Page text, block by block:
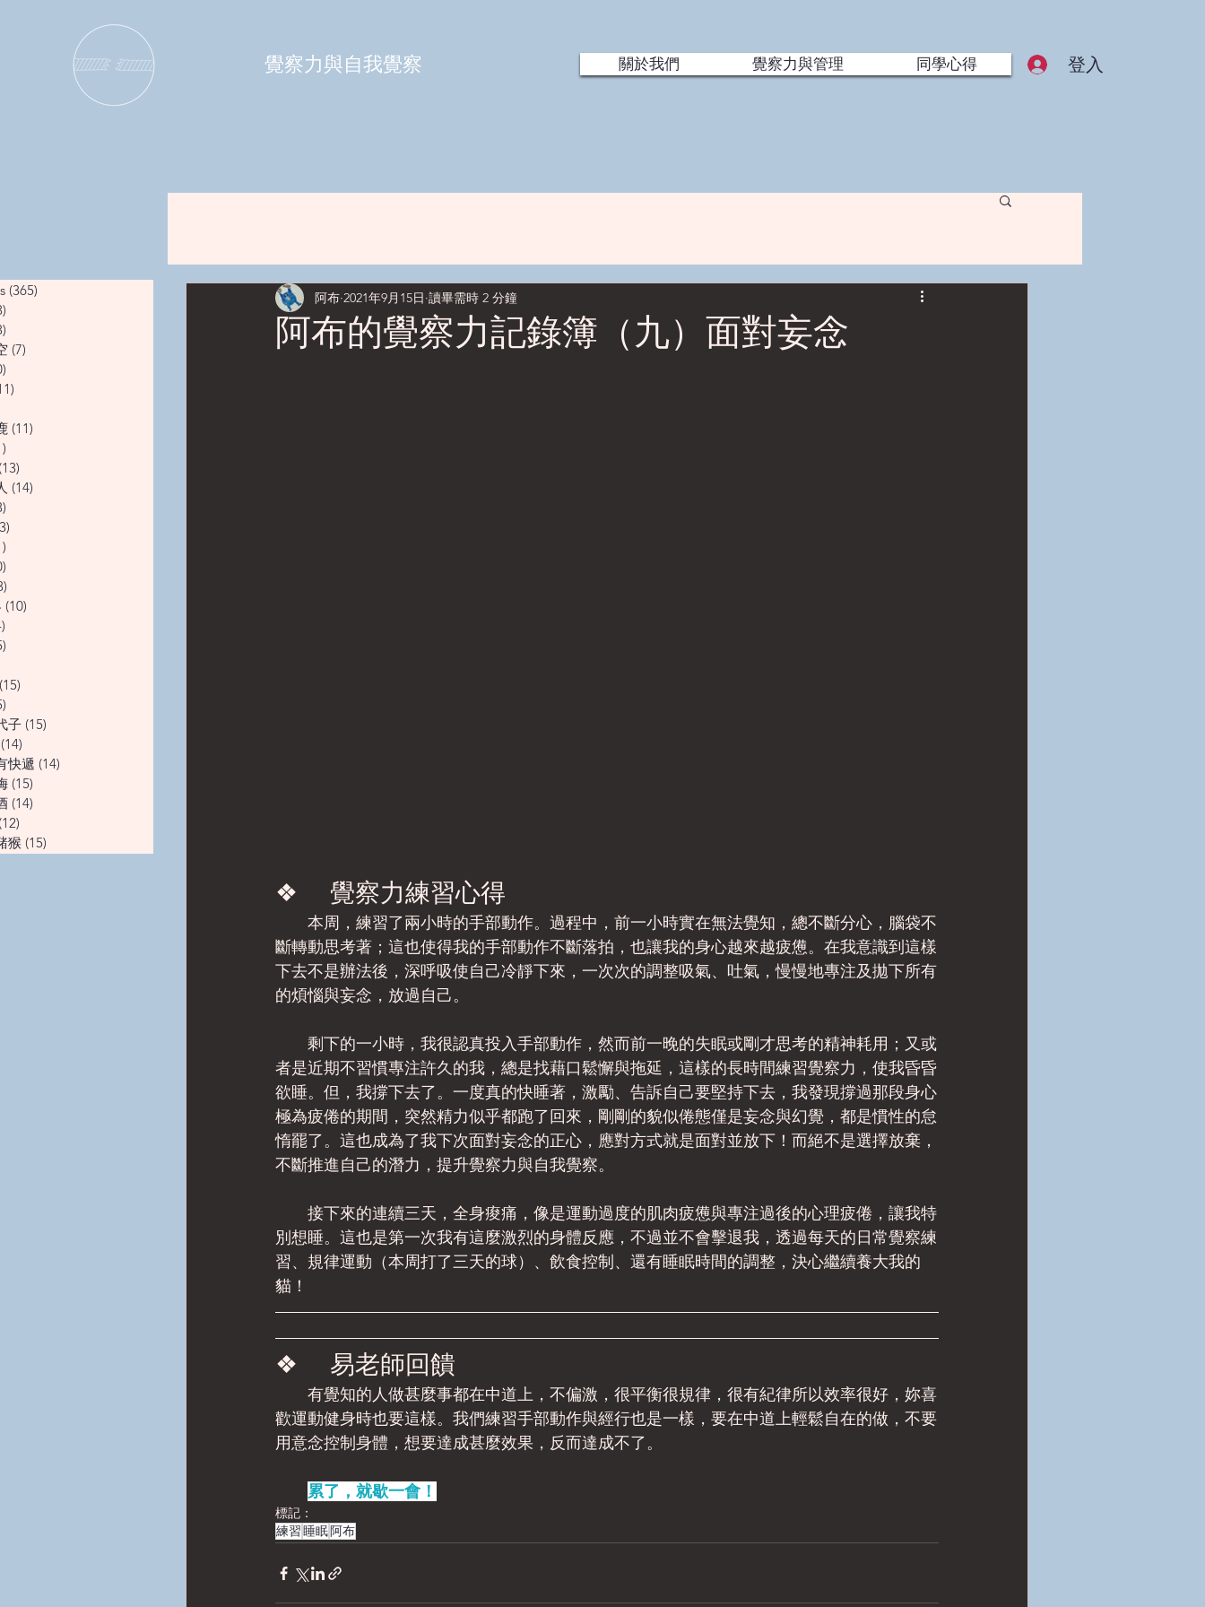
覺察力與自我覺察 關於我們 覺察力與管理 同學心得 登入
(365)
(7)
(11)
(14)
(10)
(15)
子 (15)
(14)
快遞 (14)
(15)
(14)
猴 (15)
阿布的覺察力記錄簿（九）面對妄念
阿布 2021年9月15日 讀畢需時 2 分鐘
❖      覺察力練習心得
本周，練習了兩小時的手部動作。過程中，前一小時實在無法覺知，總不斷分心，腦袋不
斷轉動思考著；這也使得我的手部動作不斷落拍，也讓我的身心越來越疲憊。在我意識到這樣
下去不是辦法後，深呼吸使自己冷靜下來，一次次的調整吸氣、吐氣，慢慢地專注及拋下所有
的煩惱與妄念，放過自己。
剩下的一小時，我很認真投入手部動作，然而前一晚的失眠或剛才思考的精神耗用；又或
者是近期不習慣專注許久的我，總是找藉口鬆懈與拖延，這樣的長時間練習覺察力，使我昏昏
欲睡。但，我撐下去了。一度真的快睡著，激勵、告訴自己要堅持下去，我發現撐過那段身心
極為疲倦的期間，突然精力似乎都跑了回來，剛剛的貌似倦態僅是妄念與幻覺，都是慣性的怠
惰罷了。這也成為了我下次面對妄念的正心，應對方式就是面對並放下！而絕不是選擇放棄，
不斷推進自己的潛力，提升覺察力與自我覺察。
接下來的連續三天，全身痠痛，像是運動過度的肌肉疲憊與專注過後的心理疲倦，讓我特
別想睡。這也是第一次我有這麼激烈的身體反應，不過並不會擊退我，透過每天的日常覺察練
習、規律運動（本周打了三天的球）、飲食控制、還有睡眠時間的調整，決心繼續養大我的
貓！
❖      易老師回饋
有覺知的人做甚麼事都在中道上，不偏激，很平衡很規律，很有紀律所以效率很好，妳喜
歡運動健身時也要這樣。我們練習手部動作與經行也是一樣，要在中道上輕鬆自在的做，不要
用意念控制身體，想要達成甚麼效果，反而達成不了。
累了，就歇一會！
標記：
練習睡眠阿布